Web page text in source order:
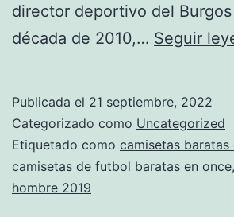
director deportivo del Burgos
década de 2010,… Seguir
Publicada el 21 septiembre, 2022
Categorizado como Uncategorized
Etiquetado como camisetas
camisetas de futbol baratas en once,
hombre 2019